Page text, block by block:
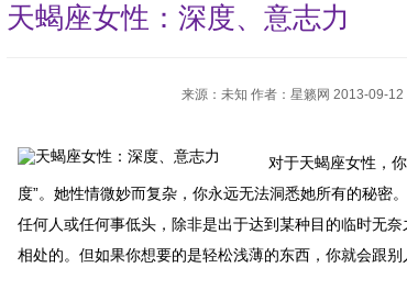
天蝎座女性：深度、意志力
来源：未知 作者：星籁网 2013-09-12
对于天蝎座女性，
度”。她性情微妙而复杂，你永远无法洞悉她所有的秘密
任何人或任何事低头，除非是出于达到某种目的临时无
相处的。但如果你想要的是轻松浅薄的东西，你就会跟别